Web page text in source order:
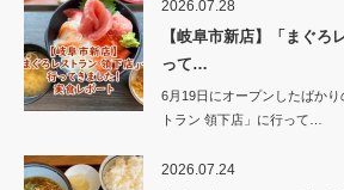
2026.07.28
【岐阜市新店】「まぐろ
って…
6月19日にオープンしたばか
トラン 領下店」に行って…
2026.07.24